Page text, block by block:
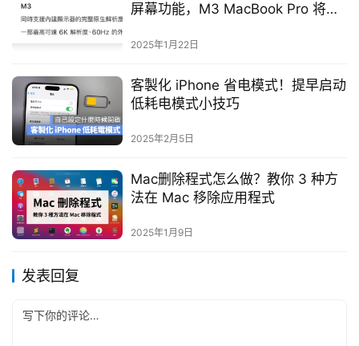
屏幕功能，M3 MacBook Pro 将通
2025年1月22日
客製化 iPhone 省电模式！提早启动
低耗电模式小技巧
2025年2月5日
Mac删除程式怎么做？教你 3 种方
法在 Mac 移除应用程式
2025年1月9日
发表回复